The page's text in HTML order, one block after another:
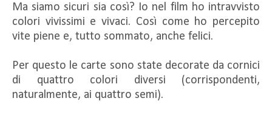
Ma siamo sicuri sia così? Io nel film ho intravvisto
colori vivissimi e vivaci. Così come ho percepito
vite piene e, tutto sommato, anche felici.
Per questo le carte sono state decorate da cornici
di quattro colori diversi (corrispondenti,
naturalmente, ai quattro semi).